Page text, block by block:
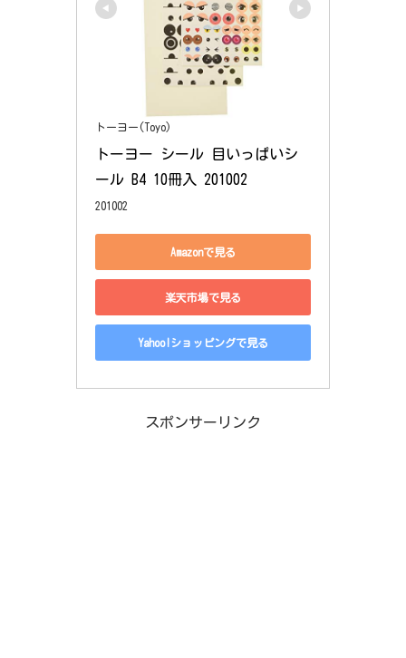
トーヨー(Toyo)
トーヨー シール 目いっぱいシ
ール B4 10冊入 201002
201002
Amazonで見る
楽天市場で見る
Yahoo!ショッピングで見る
スポンサーリンク